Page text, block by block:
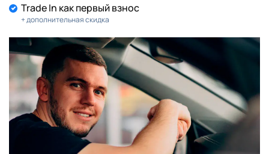
Trade In как первый взнос
+ дополнительная скидка